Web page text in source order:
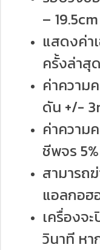
– 19.5cm
แสดงค่า
ครั้งล่าสุด
ค่าความ
ดัน +/-
ค่าความ
ชีพจร 5%
สามารถ
แอลกอฮ
เครื่องจ
วินาที หา